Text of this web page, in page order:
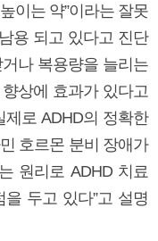
이는 약”이라는 잘못
용 되고 있다고 진단
나 복용량을 늘리는
상에 효과가 있다고
제로 ADHD의 정확한
호르몬 분비 장애가
원리로 ADHD 치료
두고 있다”고 설명